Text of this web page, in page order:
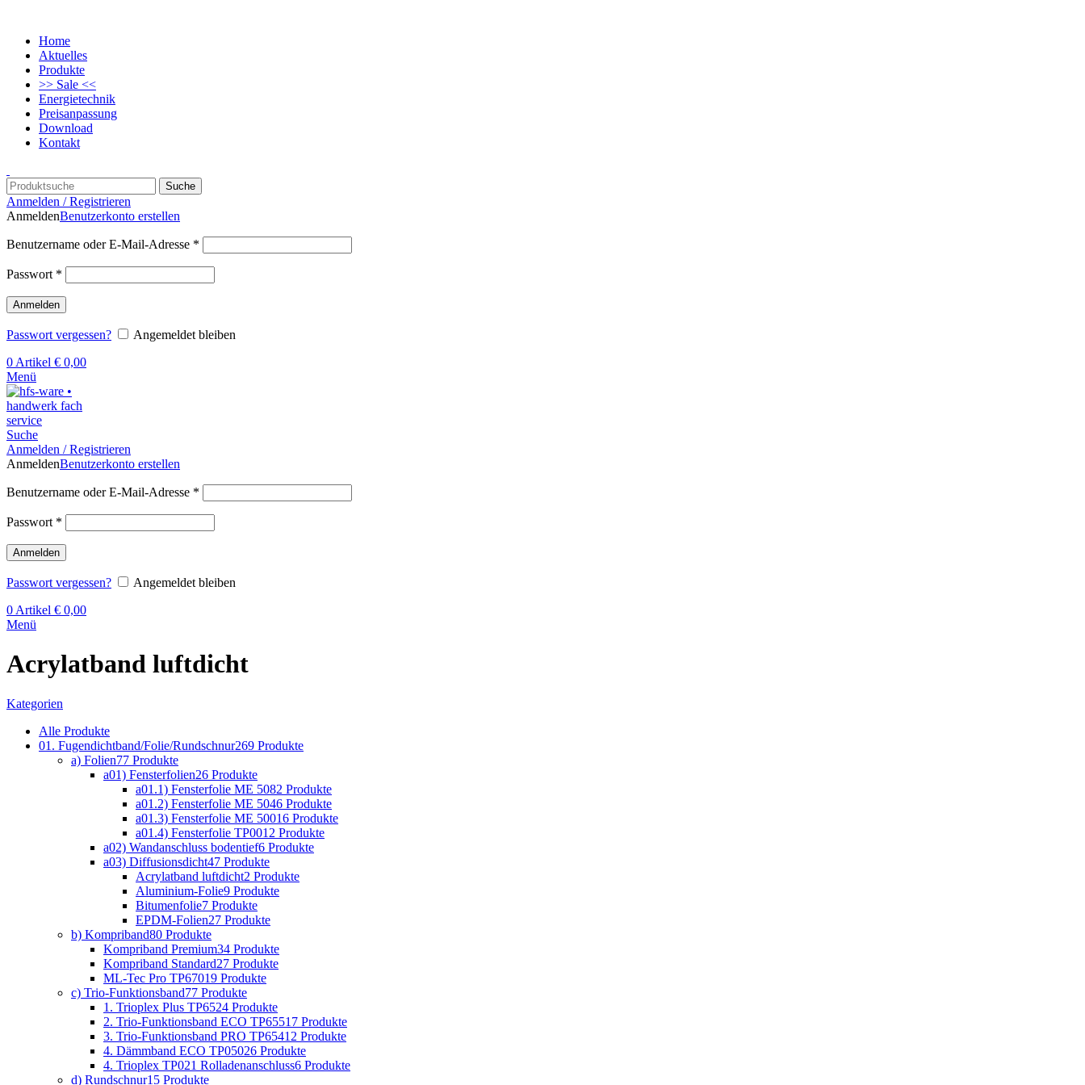
Home
Aktuelles
Produkte
>> Sale <<
Energietechnik
Preisanpassung
Download
Kontakt
Suche
Anmelden / Registrieren
AnmeldenBenutzerkonto erstellen
Benutzername oder E-Mail-Adresse *
Passwort *
Anmelden
Passwort vergessen?
Angemeldet bleiben
0 Artikel € 0,00
Menü
Suche
Anmelden / Registrieren
AnmeldenBenutzerkonto erstellen
Benutzername oder E-Mail-Adresse *
Passwort *
Anmelden
Passwort vergessen?
Angemeldet bleiben
0 Artikel € 0,00
Menü
Acrylatband luftdicht
Kategorien
Alle Produkte
01. Fugendichtband/Folie/Rundschnur269 Produkte
a) Folien77 Produkte
a01) Fensterfolien26 Produkte
a01.1) Fensterfolie ME 5082 Produkte
a01.2) Fensterfolie ME 5046 Produkte
a01.3) Fensterfolie ME 50016 Produkte
a01.4) Fensterfolie TP001 2 Produkte
a02) Wandanschluss bodentief6 Produkte
a03) Diffusionsdicht47 Produkte
Acrylatband luftdicht2 Produkte
Aluminium-Folie9 Produkte
Bitumenfolie7 Produkte
EPDM-Folien27 Produkte
b) Kompriband80 Produkte
Kompriband Premium34 Produkte
Kompriband Standard27 Produkte
ML-Tec Pro TP67019 Produkte
c) Trio-Funktionsband77 Produkte
1. Trioplex Plus TP6524 Produkte
2. Trio-Funktionsband ECO TP65517 Produkte
3. Trio-Funktionsband PRO TP65412 Produkte
4. Dämmband ECO TP05026 Produkte
4. Trioplex TP021 Rolladenanschluss6 Produkte
d) Rundschnur15 Produkte